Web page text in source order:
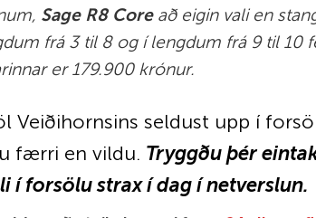
Sage R8 Coreað eigin vali en
frá 3 til 8 og í lengdum frá 9 til 10
er 179.900 krónur.
Veiðihornsins seldust upp í
færri en vildu. Tryggðu þér
í forsölu strax í dag í netverslun.